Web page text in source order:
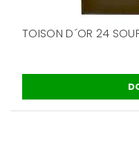
TOISON D´OR 24